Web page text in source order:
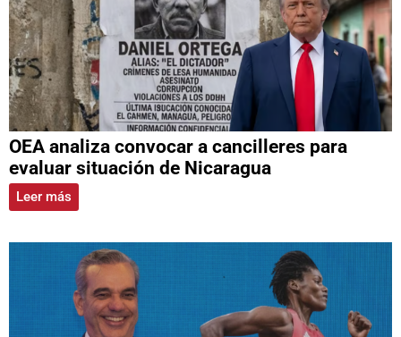
OEA analiza convocar a cancilleres para
evaluar situación de Nicaragua
Leer más